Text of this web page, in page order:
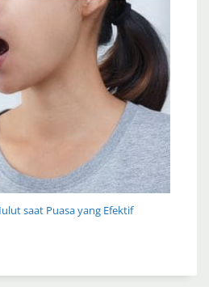
saat Puasa yang Efektif